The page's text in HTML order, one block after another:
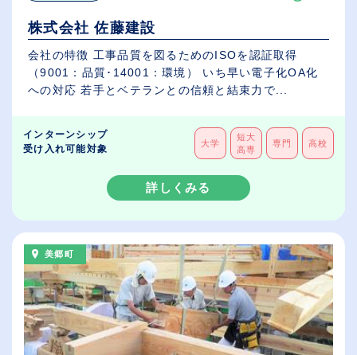
株式会社 佐藤建設
会社の特徴 工事品質を図るためのISOを認証取得
（9001：品質･14001：環境） いち早い電子化OA化
への対応 若手とベテランとの信頼と結束力で...
インターンシップ
受け入れ可能対象
大学
短大
高専
専門 高校
詳しくみる
美郷町